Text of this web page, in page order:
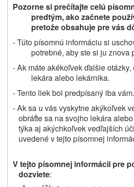
Pozorne si prečítajte celú
predtým, ako začnete
pretože obsahuje pre vás
- Túto písomnú informáciu si
potrebné, aby ste si ju znova
- Ak máte akékoľvek ďalšie
lekára alebo lekárnika.
- Tento liek bol predpísaný iba vám.
- Ak sa u vás vyskytne akýkoľvek
obráťte sa na svojho lekára
týka aj akýchkoľvek vedľajších
uvedené v tejto písomnej
V tejto písomnej informácii pre
dozviete: